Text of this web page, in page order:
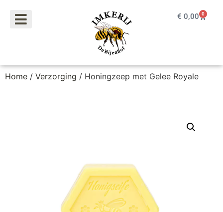
€ 0,00 0
Home / Verzorging / Honingzeep met Gelee Royale